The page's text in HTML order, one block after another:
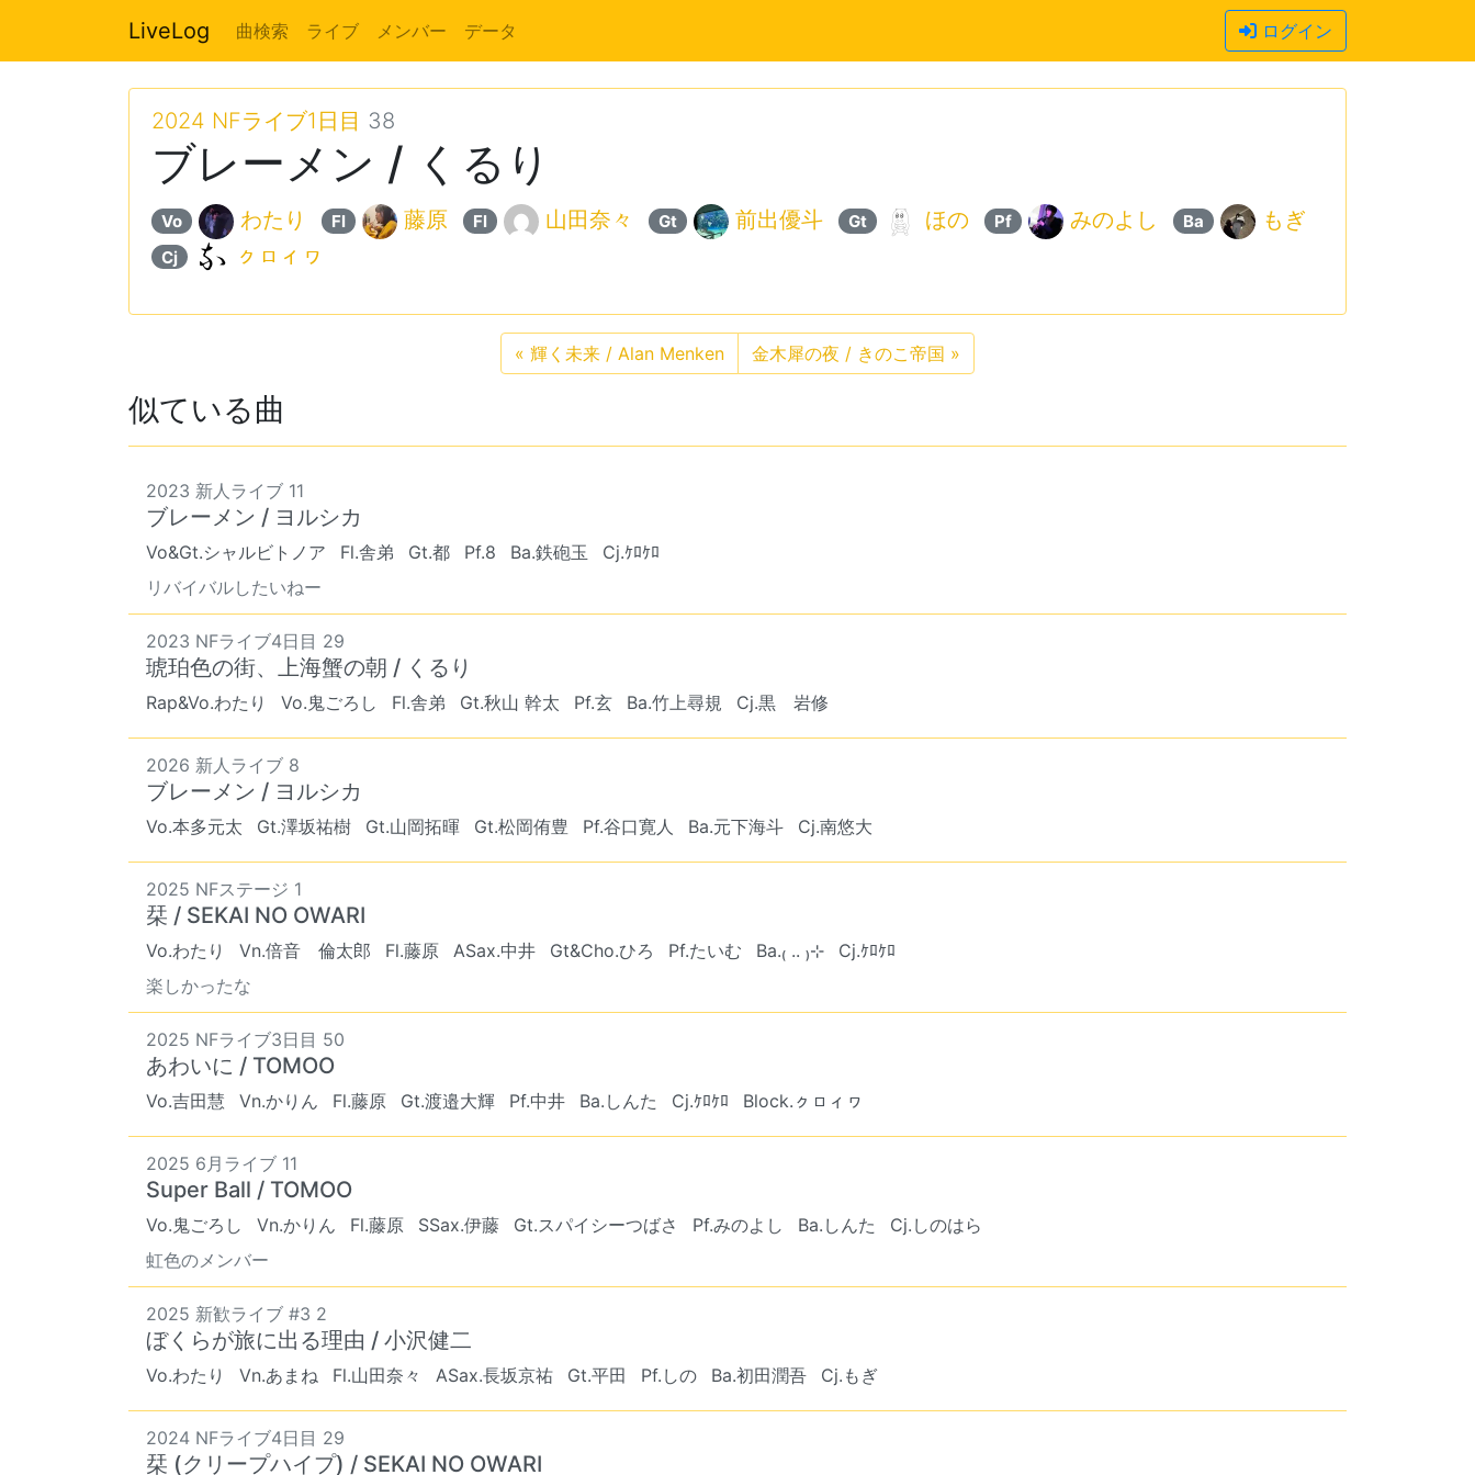
LiveLog 曲検索 ライブ メンバー データ ログイン
2024 NFライブ1日目 38
ブレーメン / くるり
Vo わたり Fl 藤原 Fl 山田奈々 Gt 前出優斗 Gt ほの Pf みのよし Ba もぎ
Cj ㇰㇿィヮ
« 輝く未来 / Alan Menken 金木犀の夜 / きのこ帝国 »
似ている曲
2023 新人ライブ 11
ブレーメン / ヨルシカ
Vo&Gt.シャルビトノア Fl.舎弟 Gt.都 Pf.8 Ba.鉄砲玉
Cj.ｹﾛｹﾛ
リバイバルしたいねー
2023 NFライブ4日目 29
琥珀色の街、上海蟹の朝 / くるり
Rap&Vo.わたり Vo.鬼ごろし Fl.舎弟 Gt.秋山 幹太 Pf.玄 Ba.竹上尋規 Cj.黒 岩修
2026 新人ライブ 8
ブレーメン / ヨルシカ
Vo.本多元太 Gt.澤坂祐樹 Gt.山岡拓暉 Gt.松岡侑豊 Pf.谷口寛人 Ba.元下海斗 Cj.南悠大
2025 NFステージ 1
栞 / SEKAI NO OWARI
Vo.わたり Vn.倍音 倫太郎 Fl.藤原 ASax.中井 Gt&Cho.ひろ Pf.たいむ Ba.₍ .. ₎⊹
Cj.ｹﾛｹﾛ
楽しかったな
2025 NFライブ3日目 50
あわいに / TOMOO
Vo.吉田慧 Vn.かりん Fl.藤原 Gt.渡邉大輝 Pf.中井 Ba.しんた Cj.ｹﾛｹﾛ Block.ㇰㇿィヮ
2025 6月ライブ 11
Super Ball / TOMOO
Vo.鬼ごろし Vn.かりん Fl.藤原 SSax.伊藤 Gt.スパイシーつばさ Pf.みのよし Ba.しんた
Cj.しのはら
虹色のメンバー
2025 新歓ライブ #3 2
ぼくらが旅に出る理由 / 小沢健二
Vo.わたり Vn.あまね Fl.山田奈々 ASax.長坂京祐 Gt.平田 Pf.しの Ba.初田潤吾 Cj.もぎ
2024 NFライブ4日目 29
栞 (クリープハイプ) / SEKAI NO OWARI